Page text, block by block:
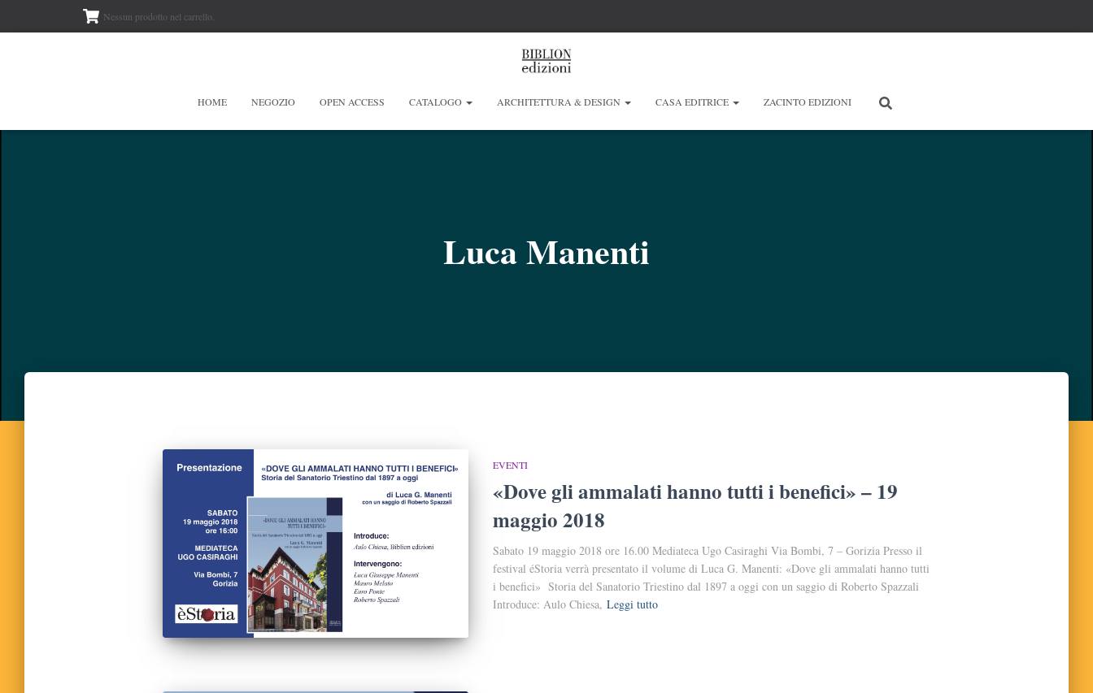
Nessun prodotto nel carrello.
HOME NEGOZIO OPEN ACCESS CATALOGO ARCHITETTURA & DESIGN CASA EDITRICE ZACINTO EDIZIONI
Luca Manenti
EVENTI
«Dove gli ammalati hanno tutti i benefici» – 19
maggio 2018
Sabato 19 maggio 2018 ore 16.00 Mediateca Ugo Casiraghi Via Bombi, 7 – Gorizia Presso il
festival éStoria verrà presentato il volume di Luca G. Manenti: «Dove gli ammalati hanno tutti
i benefici» Storia del Sanatorio Triestino dal 1897 a oggi con un saggio di Roberto Spazzali
Introduce: Aulo Chiesa, Leggi tutto